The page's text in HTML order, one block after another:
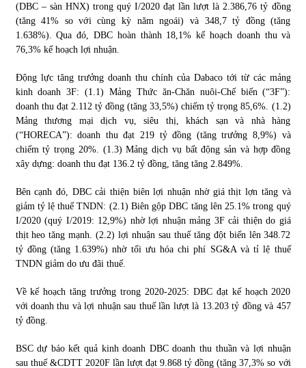
09/11/2021
Chứng khoán ngày 12/10/2021: Top 10 cổ phiếu nổi bật
Top 10 xe bán chạy nhất tháng 9/2021
13/10/2021
(DBC – sàn HNX) trong quý I/2020 đạt lần lượt là 2.386,76 tỷ đồng
(tăng 41% so với cùng kỳ năm ngoái) và 348,7 tỷ đồng (tăng
1.638%). Qua đó, DBC hoàn thành 18,1% kế hoạch doanh thu và
76,3% kế hoạch lợi nhuận.
Động lực tăng trưởng doanh thu chính của Dabaco tới từ các mảng
kinh doanh 3F: (1.1) Mảng Thức ăn-Chăn nuôi-Chế biến (“3F”):
doanh thu đạt 2.112 tỷ đồng (tăng 33,5%) chiếm tỷ trọng 85,6%. (1.2)
Mảng thương mại dịch vụ, siêu thị, khách sạn và nhà hàng
(“HORECA”): doanh thu đạt 219 tỷ đồng (tăng trưởng 8,9%) và
chiếm tỷ trọng 20%. (1.3) Mảng dịch vụ bất động sản và hợp đồng
xây dựng: doanh thu đạt 136.2 tỷ đồng, tăng tăng 2.849%.
Bên cạnh đó, DBC cải thiện biên lợi nhuận nhờ giá thịt lợn tăng và
giảm tỷ lệ thuế TNDN: (2.1) Biên gộp DBC tăng lên 25.1% trong quý
I/2020 (quý I/2019: 12,9%) nhờ lợi nhuận mảng 3F cải thiện do giá
thịt heo tăng mạnh. (2.2) lợi nhuận sau thuế tăng đột biến lên 348.72
tỷ đồng (tăng 1.639%) nhờ tối ưu hóa chi phí SG&A và tỉ lệ thuế
TNDN giảm do ưu đãi thuế.
Về kế hoạch tăng trưởng trong 2020-2025: DBC đạt kế hoạch 2020
với doanh thu và lợi nhuận sau thuế lần lượt là 13.203 tỷ đồng và 457
tỷ đồng.
BSC dự báo kết quả kinh doanh DBC doanh thu thuần và lợi nhuận
sau thuế &CDTT 2020F lần lượt đạt 9.868 tỷ đồng (tăng 37,3% so với